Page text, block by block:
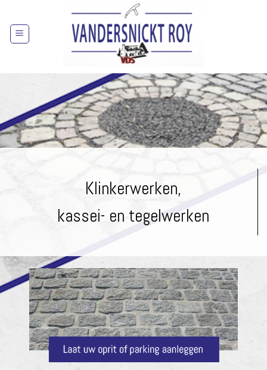
content
Klinkerwerken,
kassei- en tegelwerken